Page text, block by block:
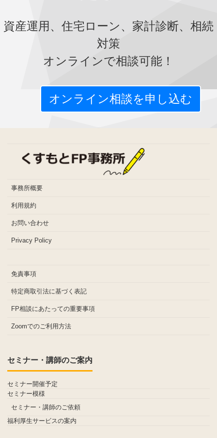
資産運用、住宅ローン、家計診断、相続
対策
オンラインで相談可能！
オンライン相談を申し込む
事務所概要
利用規約
お問い合わせ
Privacy Policy
免責事項
特定商取引法に基づく表記
FP相談にあたっての重要事項
Zoomでのご利用方法
セミナー・講師のご案内
セミナー開催予定
セミナー模様
セミナー・講師のご依頼
福利厚生サービスの案内